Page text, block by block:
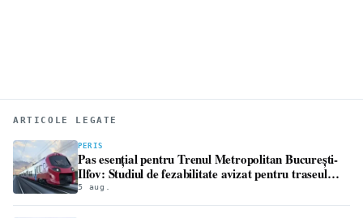
ARTICOLE LEGATE
PERIS
Pas esențial pentru Trenul Metropolitan București-
Ilfov: Studiul de fezabilitate avizat pentru traseul
Gara de Nord – Chitila – Scroviștea
5 aug.